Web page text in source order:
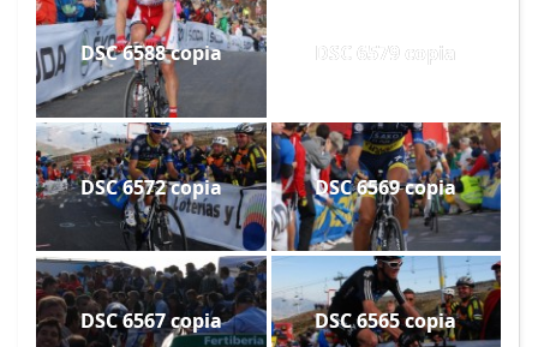
DSC 6588 copia DSC 6579 copia
DSC 6572 copia DSC 6569 copia
DSC 6567 copia DSC 6565 copia